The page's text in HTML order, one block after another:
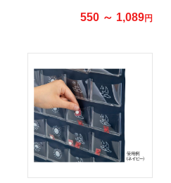
550 ～ 1,089円